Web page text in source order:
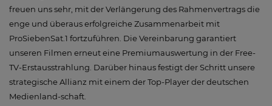
freuen uns sehr, mit der Verlängerung des Rahmenvertrags die
enge und überaus erfolgreiche Zusammenarbeit mit
ProSiebenSat.1 fortzuführen. Die Vereinbarung garantiert
unseren Filmen erneut eine Premiumauswertung in der Free-
TV-Erstausstrahlung. Darüber hinaus festigt der Schritt unsere
strategische Allianz mit einem der Top-Player der deutschen
Medienland-schaft.